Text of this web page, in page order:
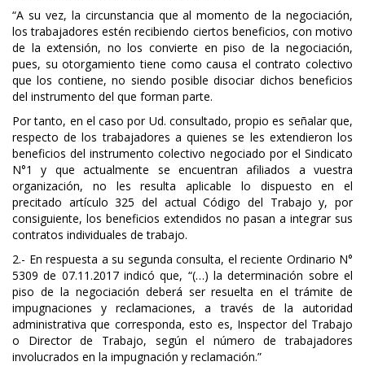
“A su vez, la circunstancia que al momento de la negociación,
los trabajadores estén recibiendo ciertos beneficios, con motivo
de la extensión, no los convierte en piso de la negociación,
pues, su otorgamiento tiene como causa el contrato colectivo
que los contiene, no siendo posible disociar dichos beneficios
del instrumento del que forman parte.
Por tanto, en el caso por Ud. consultado, propio es señalar que,
respecto de los trabajadores a quienes se les extendieron los
beneficios del instrumento colectivo negociado por el Sindicato
N°1 y que actualmente se encuentran afiliados a vuestra
organización, no les resulta aplicable lo dispuesto en el
precitado artículo 325 del actual Código del Trabajo y, por
consiguiente, los beneficios extendidos no pasan a integrar sus
contratos individuales de trabajo.
2.- En respuesta a su segunda consulta, el reciente Ordinario N°
5309 de 07.11.2017 indicó que, “(…) la determinación sobre el
piso de la negociación deberá ser resuelta en el trámite de
impugnaciones y reclamaciones, a través de la autoridad
administrativa que corresponda, esto es, Inspector del Trabajo
o Director de Trabajo, según el número de trabajadores
involucrados en la impugnación y reclamación.”